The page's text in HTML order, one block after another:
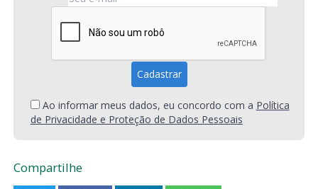
Ao informar meus dados, eu concordo com a Política
de Privacidade e Proteção de Dados Pessoais
Compartilhe